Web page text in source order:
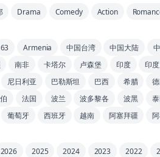
Drama Comedy Action
63 Armenia 中国台湾 中国大陆
南非 卡塔尔 卢森堡 印度 印
尼日利亚 巴勒斯坦 巴西 希腊
法国 波兰 波多黎各 波黑
葡萄牙 西班牙 越南 阿塞拜疆
2026 2025 2024 2023 2022